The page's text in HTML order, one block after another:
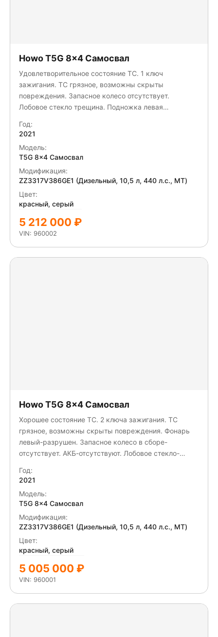
Howo T5G 8x4 Самосвал
Удовлетворительное состояние ТС. 1 ключ
зажигания. ТС грязное, возможны скрыты
повреждения. Запасное колесо отсутствует.
Лобовое стекло трещина. Подножка левая
правой/левой. Необходимо накачать все колеса.
отсутствует. АКБ отсутствует. Крышка АКБ
отсутствует. Механизм подъемный тали. ПГУ
отсутствует.
Год:
2021
Модель:
T5G 8x4 Самосвал
Модификация:
ZZ3317V386GE1 (Дизельный, 10,5 л, 440 л.с., МТ)
Цвет:
красный, серый
5 212 000 ₽
VIN: 960002
Howo T5G 8x4 Самосвал
Хорошее состояние ТС. 2 ключа зажигания. ТС
грязное, возможны скрыты повреждения. Фонарь
левый-разрушен. Запасное колесо в сборе-
отсутствует. АКБ-отсутствуют. Лобовое стекло-
Подкрылок передний правый-разрушен. Колесо в
отсутствуют. Фонарь габаритный задний-разрушен.
Диагностика электропроводки Диагностика КПП
Матрас в спальник-отсутствуют.
Год:
2021
Модель:
T5G 8x4 Самосвал
Модификация:
ZZ3317V386GE1 (Дизельный, 10,5 л, 440 л.с., МТ)
Цвет:
красный, серый
5 005 000 ₽
VIN: 960001